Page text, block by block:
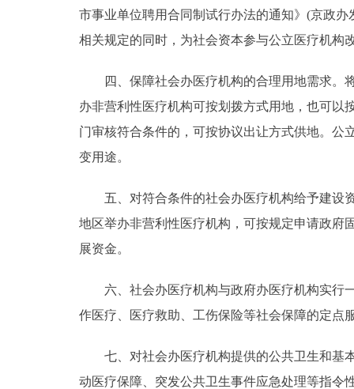
DEUTSCH
ITALIANO
市事业单位聘用合同制试行办法的通知》(京政
相关规定的同时，为社会资本参与公立医疗机构
四、保障社会办医疗机构的合理用地需求。将
办非营利性医疗机构可按划拨方式用地，也可以
门审核符合条件的，可按协议出让方式供地。公
变用途。
五、对符合条件的社会办医疗机构给予建设资
地区举办非营利性医疗机构，可按规定申请政府
展资金。
六、社会办医疗机构与政府办医疗机构实行一
作医疗、医疗救助、工伤保险等社会保障的定点
七、对社会办医疗机构提供的公共卫生和基本
动医疗保障、突发公共卫生事件应急处理等指令